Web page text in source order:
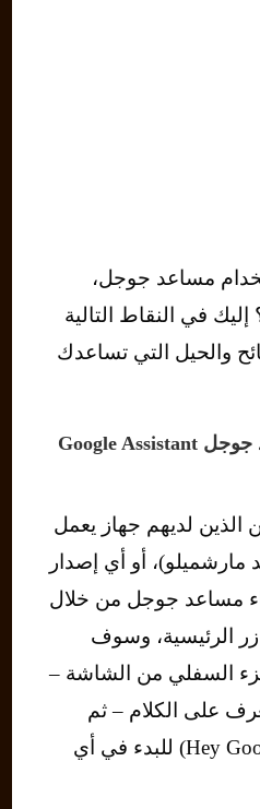
مساعد جوجل،
في النقاط التالية
والحيل التي تساعدك
طريقة استخدام مساعد جوجل Google Assistant
الذين لديهم جهاز يعمل
مارشميلو)، أو أي إصدار
مساعد جوجل من خلال
الرئيسية، وسوف
السفلي من الشاشة –
على الكلام – ثم
البدء بقول عبارة: (Hey Google) للبدء في أي